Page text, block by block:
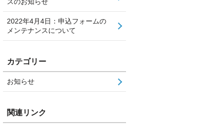
2022年4月4日：申込フォームの
メンテナンスについて
カテゴリー
お知らせ
関連リンク